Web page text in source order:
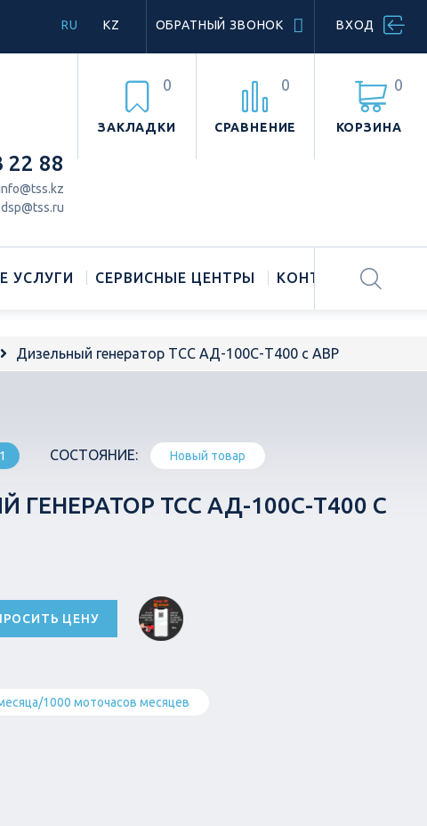
ВХОД
ОБРАТНЫЙ ЗВОНОК
RU KZ
КОРЗИНА
0
ЗАКЛАДКИ
0
СРАВНЕНИЕ
0
22 88
dsp@tss.ru
УСЛУГИ СЕРВИСНЫЕ ЦЕНТРЫ КОНТАКТЫ
Дизельный генератор ТСС АД-100С-Т400 с АВР
СОСТОЯНИЕ: Новый товар
ГЕНЕРАТОР ТСС АД-100С-Т400 С
ЦЕНУ
1000 моточасов месяцев